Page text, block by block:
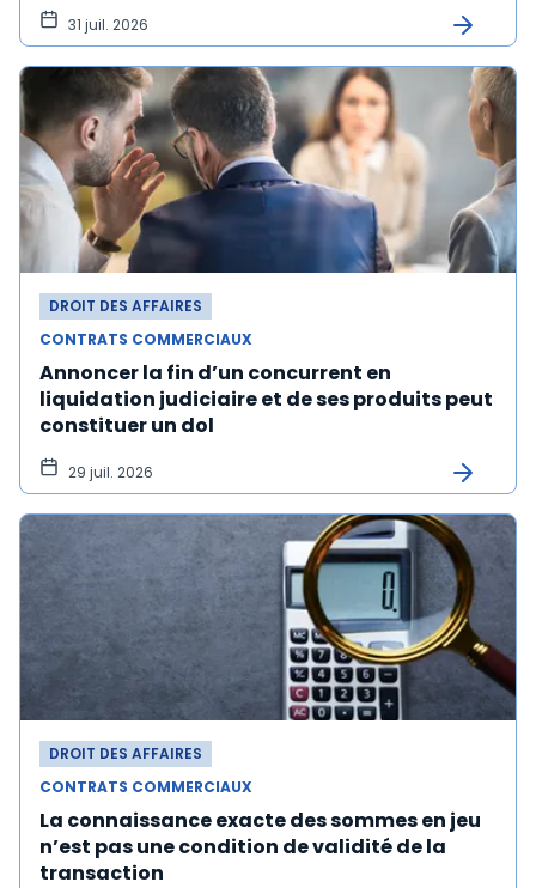
31 juil. 2026
DROIT DES AFFAIRES
CONTRATS COMMERCIAUX
Annoncer la fin d’un concurrent en
liquidation judiciaire et de ses produits peut
constituer un dol
29 juil. 2026
DROIT DES AFFAIRES
CONTRATS COMMERCIAUX
La connaissance exacte des sommes en jeu
n’est pas une condition de validité de la
transaction